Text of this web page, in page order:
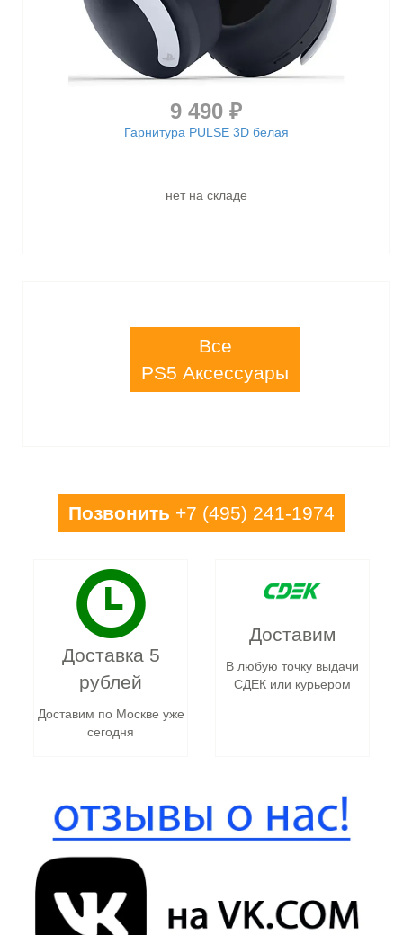
9 490 ₽
Гарнитура PULSE 3D белая
нет на складе
Все
PS5 Аксессуары
Позвонить +7 (495) 241-1974
Доставка 5
рублей
Доставим по Москве уже
сегодня
Доставим
В любую точку выдачи
СДЕК или курьером